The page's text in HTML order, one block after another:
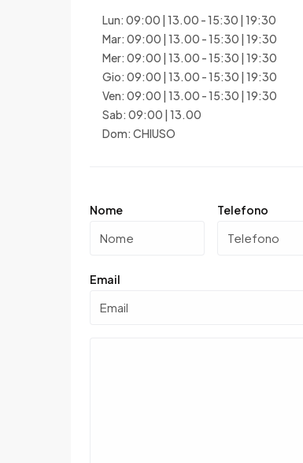
Lun: 09:00 | 13.00 - 15:30 | 19:30
Mar: 09:00 | 13.00 - 15:30 | 19:30
Mer: 09:00 | 13.00 - 15:30 | 19:30
Gio: 09:00 | 13.00 - 15:30 | 19:30
Ven: 09:00 | 13.00 - 15:30 | 19:30
Sab: 09:00 | 13.00
Dom: CHIUSO
Nome Telefono
Email